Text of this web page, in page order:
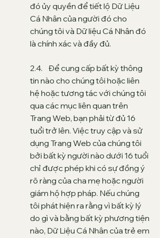
đó ủy quyền để tiết lộ Dữ Liệu
Cá Nhân của người đó cho
chúng tôi và Dữ liệu Cá Nhân đó
là chính xác và đầy đủ.
2.4. Để cung cấp bất kỳ thông
tin nào cho chúng tôi hoặc liên
hệ hoặc tương tác với chúng tôi
qua các mục liên quan trên
Trang Web, bạn phải từ đủ 16
tuổi trở lên. Việc truy cập và sử
dụng Trang Web của chúng tôi
bởi bất kỳ người nào dưới 16 tuổi
chỉ được phép khi có sự đồng ý
rõ ràng của cha mẹ hoặc người
giám hộ hợp pháp. Nếu chúng
tôi phát hiện ra rằng vì bất kỳ lý
do gì và bằng bất kỳ phương tiện
nào, Dữ Liệu Cá Nhân của trẻ em